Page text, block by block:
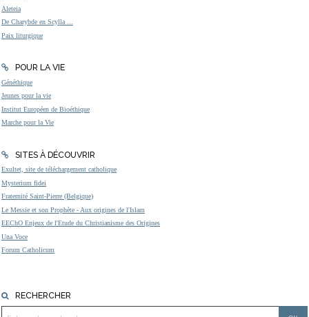
Aleteia
De Charybde en Scylla ...
Paix liturgique
POUR LA VIE
Généthique
Jeunes pour la vie
Institut Européen de Bioéthique
Marche pour la Vie
SITES À DÉCOUVRIR
Exultet, site de téléchargement catholique
Mysterium fidei
Fraternité Saint-Pierre (Belgique)
Le Messie et son Prophète - Aux origines de l'Islam
EEChO Enjeux de l'Etude du Christianisme des Origines
Una Voce
Forum Catholicum
RECHERCHER